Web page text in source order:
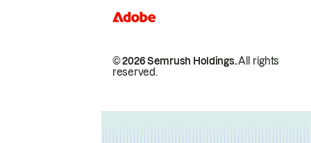
© 2026 Semrush Holdings.All rights
reserved.